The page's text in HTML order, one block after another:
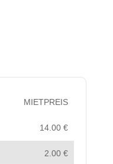
MIETPREIS
14.00 €
2.00 €